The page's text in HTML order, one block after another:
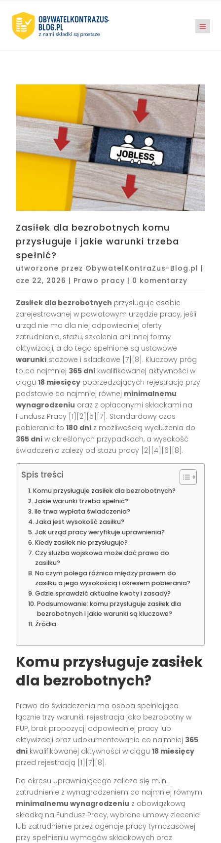
Zasiłek dla bezrobotnych komu
przysługuje i jakie warunki trzeba
spełnić?
utworzone przez ObywatelKontraZus-Blog.pl |
cze 22, 2026 | Prawo pracy | 0 komentarzy
Zasiłek dla bezrobotnych przysługuje osobie
zarejestrowanej w powiatowym urzędzie pracy, jeśli
urząd nie ma dla niej odpowiedniej oferty
zatrudnienia, stażu, szkolenia ani innej formy
aktywizacji, a do tego spełnione są ustawowe
warunki stażowe i składkowe [7][8]. Kluczowy próg
to co najmniej 365 dni kwalifikowanej aktywności w
ciągu18 miesięcy poprzedzających rejestrację przy
podstawie co najmniej równej minimalnemu
wynagrodzeniu oraz z opłacanymi składkami na
Fundusz Pracy [1][2][5][7]. Standardowy czas
pobierania to180 dni z możliwością wydłużenia do
365 dni w określonych przypadkach, a wysokość
świadczenia zależy od stażu pracy [2][4][6][8].
Spis treści
Komu przysługuje zasiłek dla bezrobotnych?
Jakie warunki trzeba spełnić?
Ile trwa wypłata świadczenia?
Jaka jest wysokość zasiłku?
Jak urząd pracy weryfikuje uprawnienia?
Kiedy zasiłek nie przysługuje?
Czy służba wojskowa może dać prawo do
zasiłku?
Na czym polega różnica między prawem do
zasiłku a jego wysokością i okresem pobierania?
Gdzie sprawdzić aktualne kwoty i zasady?
Podsumowanie: komu przysługuje zasiłek dla
bezrobotnych i jakie warunki są kluczowe?
Źródła:
Komu przysługuje zasiłek
dla bezrobotnych?
Prawo do świadczenia ma osoba spełniająca
łącznie trzy warunki: rejestracja jako bezrobotny w
PUP, brak propozycji odpowiedniej pracy lub
aktywizacji oraz udokumentowanie co najmniej 365
dni kwalifikowanej aktywności w ciągu18 miesięcy
przed rejestracją [1][7][8].
Do okresu uprawniającego zalicza się m.in.
zatrudnienie z wynagrodzeniem co najmniej równym
minimalnemu wynagrodzeniu z obowiązkową
składką na Fundusz Pracy, wybrane umowy zlecenia
lub zatrudnienie przez agencje pracy tymczasowej
przy spełnieniu wymogów składkowych oraz